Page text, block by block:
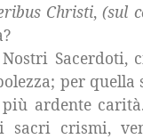
Christi,(sul
Sacerdoti,
per
ardente
sacri crismi,